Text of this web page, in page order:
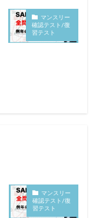
マンスリー
確認テスト/復
習テスト
マンスリー
確認テスト/復
習テスト